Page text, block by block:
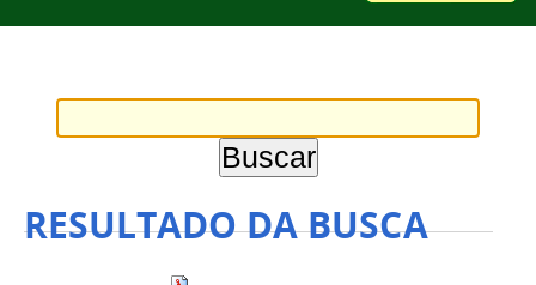
RESULTADO DA BUSCA